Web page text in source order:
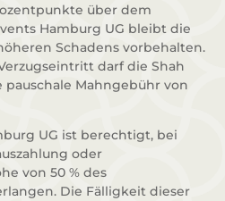
über dem
Hamburg UG bleibt die
Schadens vorbehalten.
darf die Shah
pauschale Mahngebühr von
UG ist berechtigt, bei
oder
von 50 % des
Die Fälligkeit dieser